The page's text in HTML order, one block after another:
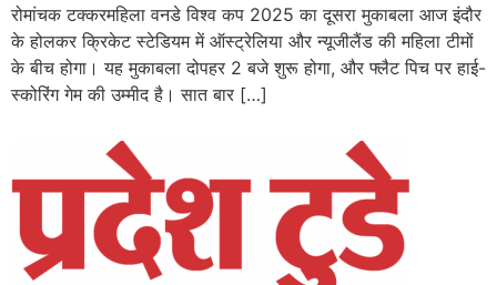
रोमांचक टक्करमहिला वनडे विश्व कप 2025 का दूसरा मुकाबला आज इंदौर
के होलकर क्रिकेट स्टेडियम में ऑस्ट्रेलिया और न्यूजीलैंड की महिला टीमों
के बीच होगा। यह मुकाबला दोपहर 2 बजे शुरू होगा, और फ्लैट पिच पर हाई-
स्कोरिंग गेम की उम्मीद है। सात बार […]